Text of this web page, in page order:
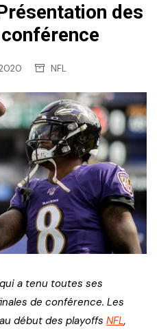
des
NFL
a tenu toutes ses
de conférence. Les
au début des playoffs NFL,